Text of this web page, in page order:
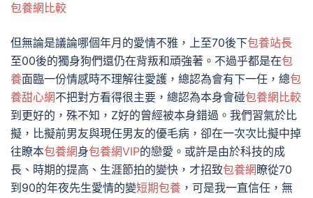
包養網比較
但無論是議論哪個年月的愛情不雅，上至70後下包養站長
至00後的獨身狗們還仍在背叛和頑強著。不過乎都是在包
養面臨一份情感時不理解往愛護，總認為會有下一任，總包
養甜心網不把對方看得很主要，總認為本身會碰包養網比較
到更好的，殊不知，Z好的曾經被本身錯過。我們習氣於比
擬，比擬前男友與現任男友的優毛病，卻在一次次比擬中掉
往瞭本包養網身包養網VIP的戀愛。或許是由於科技的成
長、時期的提高、生涯節拍的變快，才招致包養網 瞭從70
到90的年夜先生愛情的變短期包養 ，可是我一直信任，無